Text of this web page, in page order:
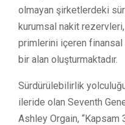
olmayan şirketlerdeki
kurumsal nakit
primlerini içeren
bir alan oluşturmaktadır.
Sürdürülebilirlik
ileride olan Seventh
Ashley Orgain, “Kapsam